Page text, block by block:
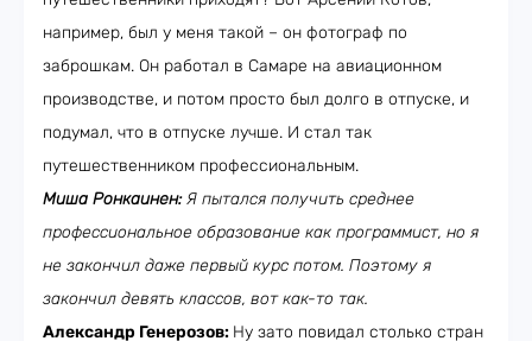
например, был у меня такой – он фотограф по
заброшкам. Он работал в Самаре на авиационном
производстве, и потом просто был долго в отпуске, и
подумал, что в отпуске лучше. И стал так
путешественником профессиональным.
Миша Ронкаинен:Я пытался получить среднее
профессиональное образование как программист, но я
не закончил даже первый курс потом. Поэтому я
закончил девять классов, вот как-то так.
Александр Генерозов: Ну зато повидал столько стран